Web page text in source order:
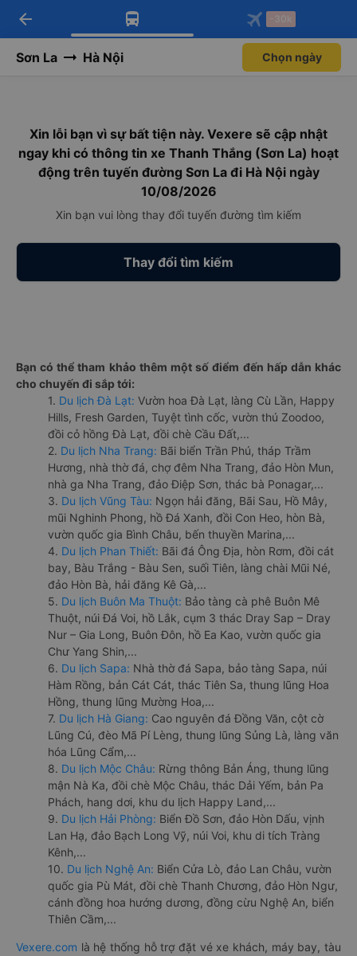
Tải app Vexere ngay!
Nhận ưu đãi thành viên độc
Mở app
Tải app Vexere
-30k/ghế khi đặt vé máy bay qua
Mở app
arrow_back -30k
Sơn La Hà Nội Chọn ngày
Xin lỗi bạn vì sự bất tiện này. Vexere sẽ cập nhật
ngay khi có thông tin xe Thanh Thắng (Sơn La) hoạt
động trên tuyến đường Sơn La đi Hà Nội ngày
10/08/2026
Xin bạn vui lòng thay đổi tuyến đường tìm kiếm
Thay đổi tìm kiếm
Bạn có thể tham khảo thêm một số điểm đến hấp dẫn khác
cho chuyến đi sắp tới:
1. Du lịch Đà Lạt: Vườn hoa Đà Lạt, làng Cù Lần, Happy
Hills, Fresh Garden, Tuyệt tình cốc, vườn thú Zoodoo,
đồi cỏ hồng Đà Lạt, đồi chè Cầu Đất,...
2. Du lịch Nha Trang: Bãi biển Trần Phú, tháp Trầm
Hương, nhà thờ đá, chợ đêm Nha Trang, đảo Hòn Mun,
nhà ga Nha Trang, đảo Điệp Sơn, thác bà Ponagar,...
3. Du lịch Vũng Tàu: Ngọn hải đăng, Bãi Sau, Hồ Mây,
mũi Nghinh Phong, hồ Đá Xanh, đồi Con Heo, hòn Bà,
vườn quốc gia Bình Châu, bến thuyền Marina,...
4. Du lịch Phan Thiết: Bãi đá Ông Địa, hòn Rơm, đồi cát
bay, Bàu Trắng - Bàu Sen, suối Tiên, làng chài Mũi Né,
đảo Hòn Bà, hải đăng Kê Gà,...
5. Du lịch Buôn Ma Thuột: Bảo tàng cà phê Buôn Mê
Thuột, núi Đá Voi, hồ Lắk, cụm 3 thác Dray Sap – Dray
Nur – Gia Long, Buôn Đôn, hồ Ea Kao, vườn quốc gia
Chư Yang Shin,...
6. Du lịch Sapa: Nhà thờ đá Sapa, bảo tàng Sapa, núi
Hàm Rồng, bản Cát Cát, thác Tiên Sa, thung lũng Hoa
Hồng, thung lũng Mường Hoa,...
7. Du lịch Hà Giang: Cao nguyên đá Đồng Văn, cột cờ
Lũng Cú, đèo Mã Pí Lèng, thung lũng Sủng Là, làng văn
hóa Lũng Cẩm,...
8. Du lịch Mộc Châu: Rừng thông Bản Áng, thung lũng
mận Nà Ka, đồi chè Mộc Châu, thác Dải Yếm, bản Pa
Phách, hang dơi, khu du lịch Happy Land,...
9. Du lịch Hải Phòng: Biển Đồ Sơn, đảo Hòn Dấu, vịnh
Lan Hạ, đảo Bạch Long Vỹ, núi Voi, khu di tích Tràng
Kênh,...
10. Du lịch Nghệ An: Biển Cửa Lò, đảo Lan Châu, vườn
quốc gia Pù Mát, đồi chè Thanh Chương, đảo Hòn Ngư,
cánh đồng hoa hướng dương, đồng cừu Nghệ An, biển
Thiên Cầm,...
Vexere.com là hệ thống hỗ trợ đặt vé xe khách, máy bay, tàu